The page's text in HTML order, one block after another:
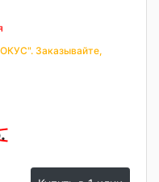
Заказывайте,